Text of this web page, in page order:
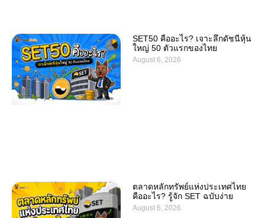
SET50 คืออะไร? เจาะลึกดัชนีหุ้น
ใหญ่ 50 ตัวแรกของไทย
August 6, 2026
ตลาดหลักทรัพย์แห่งประเทศไทย
คืออะไร? รู้จัก SET ฉบับง่าย
August 6, 2026